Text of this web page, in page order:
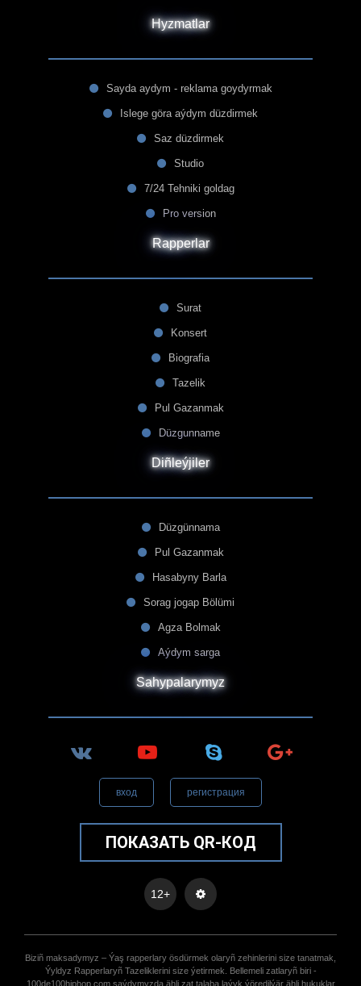
Hyzmatlar
Sayda aydym - reklama goydyrmak
Islege göra aýdym düzdirmek
Saz düzdirmek
Studio
7/24 Tehniki goldag
Pro version
Rapperlar
Surat
Konsert
Biografia
Tazelik
Pul Gazanmak
Düzgunname
Diñleýjiler
Düzgünnama
Pul Gazanmak
Hasabyny Barla
Sorag jogap Bölümi
Agza Bolmak
Aýdym sarga
Sahypalarymyz
вход регистрация
ПОКАЗАТЬ QR-КОД
12+
Biziñ maksadymyz – Ýaş rapperlary ösdürmek olaryñ zehinlerini size tanatmak,
Ýyldyz Rapperlaryñ Tazeliklerini size ýetirmek. Bellemeli zatlaryñ biri -
100de100hiphop.com saýdymyzda ähli zat talaba laýyk ýöredilýär ähli hukuklar